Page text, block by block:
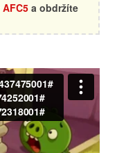
AFC5 a obdržíte